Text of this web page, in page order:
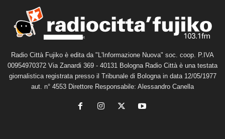
Radio Città Fujiko è edita da "L'Informazione Nuova" soc. coop. P.IVA
00954970372 Via Zanardi 369 - 40131 Bologna Radio Città è una testata
giornalistica registrata presso il Tribunale di Bologna in data 12/05/1977
aut. n° 4553 Direttore Responsabile: Alessandro Canella